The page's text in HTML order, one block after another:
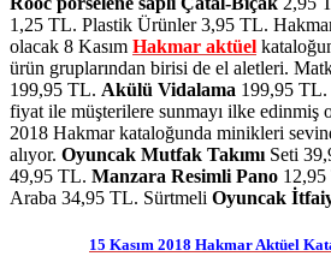
1,25 TL. Plastik Ürünler 3,95 TL.
olacak 8 Kasım Hakmar aktüel
ürün gruplarından birisi de el aletleri.
199,95 TL. Akülü Vidalama 199,95
fiyat ile müşterilere sunmayı ilke edinmiş
2018 Hakmar kataloğunda minikleri
alıyor. Oyuncak Mutfak Takımı Seti
49,95 TL. Manzara Resimli Pano
Araba 34,95 TL. Sürtmeli Oyuncak
15 Kasım 2018 Hakmar Aktüel